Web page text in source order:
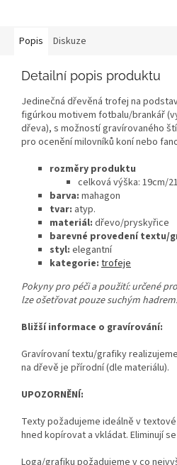
Popis Diskuze
Detailní popis produktu
Jedinečná dřevěná trofej na
figúrkou motivem fotbalu/brankář
dřeva), s možností gravírovaného
pro ocenění milovníků koní nebo
rozměry produktu
celková výška: 19cm/
barva: mahagon
tvar: atyp.
materiál: dřevo/pryskyřice
barevné provedení textu/
styl: elegantní
kategorie: trofeje
Pokyny pro péči a použití: určené
lze ošetřovat pouze suchým hadrem.
Bližší informace o gravírování:
Gravírovaní textu/grafiky
na dřevě je přírodní (dle materiálu).
UPOZORNĚNÍ:
Texty požadujeme ideálně v
hned kopírovat a vkládat. Eliminují
Loga/grafiku požadujeme v co